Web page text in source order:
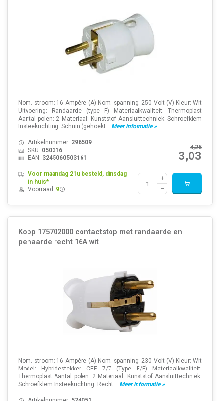
Nom. stroom: 16 Ampère (A) Nom. spanning: 250 Volt (V) Kleur: Wit
Uitvoering: Randaarde (type F) Materiaalkwaliteit: Thermoplast
Aantal polen: 2 Materiaal: Kunststof Aansluittechniek: Schroefklem
Insteekrichting: Schuin (gehoekt... Meer informatie »
4,25
3,03
Artikelnummer: 296509
SKU: 050316
EAN: 3245060503161
Voor maandag 21u besteld, dinsdag
in huis*
Voorraad: 9
Kopp 175702000 contactstop met randaarde en
penaarde recht 16A wit
Nom. stroom: 16 Ampère (A) Nom. spanning: 230 Volt (V) Kleur: Wit
Model: Hybridestekker CEE 7/7 (Type E/F) Materiaalkwaliteit:
Thermoplast Aantal polen: 2 Materiaal: Kunststof Aansluittechniek:
Schroefklem Insteekrichting: Recht... Meer informatie »